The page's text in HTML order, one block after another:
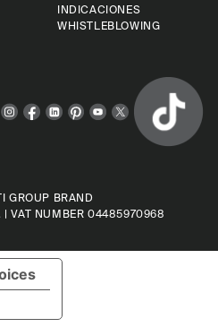
INDICACIONES
WHISTLEBLOWING
GROUP BRAND
| VAT NUMBER 04485970968